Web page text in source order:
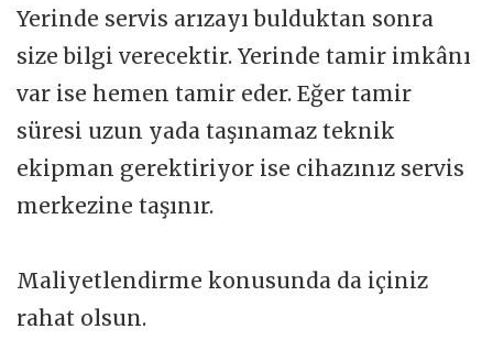
Yerinde servis arızayı bulduktan sonra
size bilgi verecektir. Yerinde tamir imkânı
var ise hemen tamir eder. Eğer tamir
süresi uzun yada taşınamaz teknik
ekipman gerektiriyor ise cihazınız servis
merkezine taşınır.
Maliyetlendirme konusunda da içiniz
rahat olsun.